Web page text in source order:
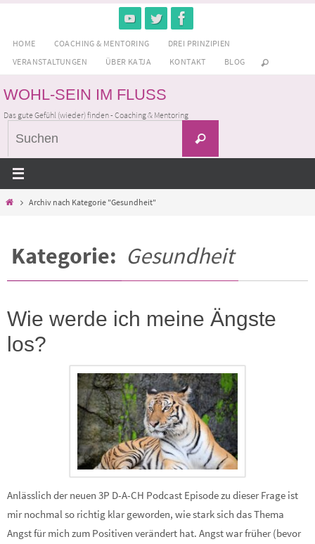
springen
HOME COACHING & MENTORING
DREI PRINZIPIEN
VERANSTALTUNGEN
ÜBER KATJA KONTAKT BLOG
WOHL-SEIN IM FLUSS
Das gute Gefühl (wieder) finden - Coaching & Mentoring
Suchen
HomeArchiv nach Kategorie "Gesundheit"
Kategorie: Gesundheit
Wie werde ich meine Ängste
los?
Anlässlich der neuen 3P D-A-CH Podcast Episode zu dieser Frage ist
mir nochmal so richtig klar geworden, wie stark sich das Thema
Angst für mich zum Positiven verändert hat. Angst war früher (bevor